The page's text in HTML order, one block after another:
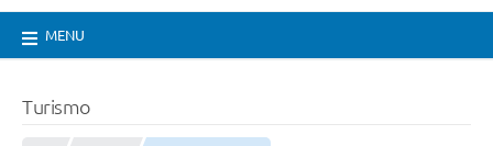
MENU
Turismo